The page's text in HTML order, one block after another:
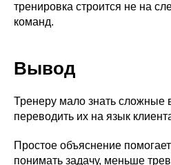
тренировка строится не на
команд.
Вывод
Тренеру мало знать сложные
переводить их на язык
Простое объяснение
понимать задачу, меньше
Обучение на фитнес-
фитнес-тренером или хочет освежить в
памяти все основы.